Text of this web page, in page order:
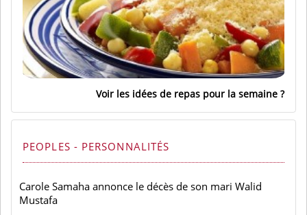
Voir les idées de repas pour la semaine
PEOPLES - PERSONNALITÉS
Carole Samaha annonce le décès de son mari Walid
Mustafa